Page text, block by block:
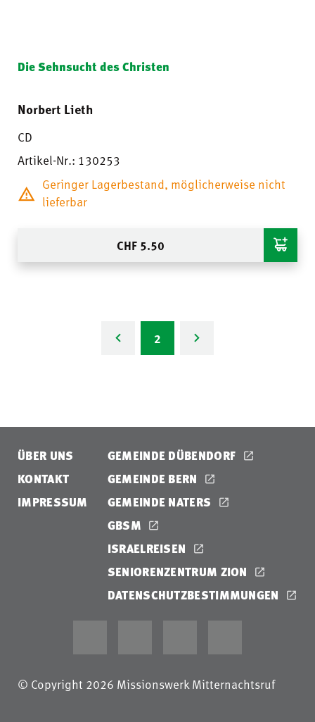
Die Sehnsucht des Christen
Norbert Lieth
CD
Artikel-Nr.: 130253
Geringer Lagerbestand, möglicherweise nicht
lieferbar
CHF 5.50
2
ÜBER UNS
KONTAKT
IMPRESSUM
GEMEINDE DÜBENDORF
GEMEINDE BERN
GEMEINDE NATERS
GBSM
ISRAELREISEN
SENIORENZENTRUM ZION
DATENSCHUTZBESTIMMUNGEN
© Copyright 2026 Missionswerk Mitternachtsruf